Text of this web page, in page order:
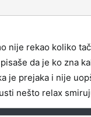
nije rekao koliko
da je ko zna
je prejaka i nije
nešto relax